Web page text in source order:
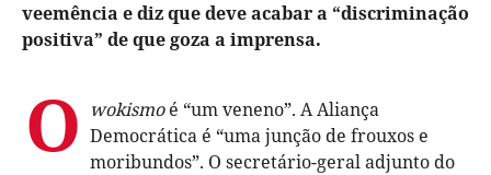
veemência e diz que deve acabar a “discriminação
positiva” de que goza a imprensa.
O wokismoé “um veneno”. A Aliança
Democrática é “uma junção de frouxos e
moribundos”. O secretário-geral adjunto do